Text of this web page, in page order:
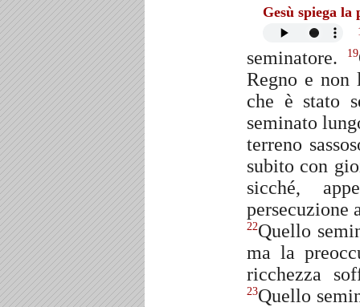
Gesù spiega la
seminatore. 19
Regno e
che è stato
seminato
terreno
subito con
sicché,
persecuzione
22Quello
ma la
ricchezza
23Quello